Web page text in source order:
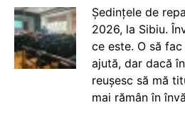
Ședințele de
2026, la Sibiu.
ce este. O să
ajută, dar dacă
reușesc să mă
mai rămân în